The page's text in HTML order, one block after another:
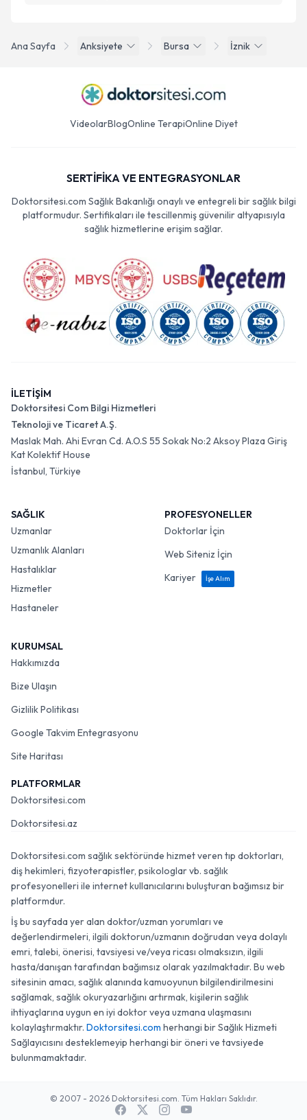
Ana Sayfa Anksiyete Bursa İznik
VideolarBlogOnline TerapiOnline Diyet
SERTİFİKA VE ENTEGRASYONLAR
Doktorsitesi.com Sağlık Bakanlığı onaylı ve entegreli bir sağlık bilgi
platformudur. Sertifikaları ile tescillenmiş güvenilir altyapısıyla
sağlık hizmetlerine erişim sağlar.
İLETİŞİM
Doktorsitesi Com Bilgi Hizmetleri
Teknoloji ve Ticaret A.Ş.
Maslak Mah. Ahi Evran Cd. A.O.S 55 Sokak No:2 Aksoy Plaza Giriş
Kat Kolektif House
İstanbul, Türkiye
SAĞLIK
Uzmanlar
Uzmanlık Alanları
Hastalıklar
Hizmetler
Hastaneler
PROFESYONELLER
Doktorlar İçin
Web Siteniz İçin
Kariyer
İşe Alım
KURUMSAL
Hakkımızda
Bize Ulaşın
Gizlilik Politikası
Google Takvim Entegrasyonu
Site Haritası
PLATFORMLAR
Doktorsitesi.com
Doktorsitesi.az
Doktorsitesi.com sağlık sektöründe hizmet veren tıp doktorları,
diş hekimleri, fizyoterapistler, psikologlar vb. sağlık
profesyonelleri ile internet kullanıcılarını buluşturan bağımsız bir
platformdur.
İş bu sayfada yer alan doktor/uzman yorumları ve
değerlendirmeleri, ilgili doktorun/uzmanın doğrudan veya dolaylı
emri, talebi, önerisi, tavsiyesi ve/veya ricası olmaksızın, ilgili
hasta/danışan tarafından bağımsız olarak yazılmaktadır. Bu web
sitesinin amacı, sağlık alanında kamuoyunun bilgilendirilmesini
sağlamak, sağlık okuryazarlığını artırmak, kişilerin sağlık
ihtiyaçlarına uygun en iyi doktor veya uzmana ulaşmasını
kolaylaştırmaktır. Doktorsitesi.com herhangi bir Sağlık Hizmeti
Sağlayıcısını desteklemeyip herhangi bir öneri ve tavsiyede
bulunmamaktadır.
© 2007 - 2026 Doktorsitesi.com. Tüm Hakları Saklıdır.